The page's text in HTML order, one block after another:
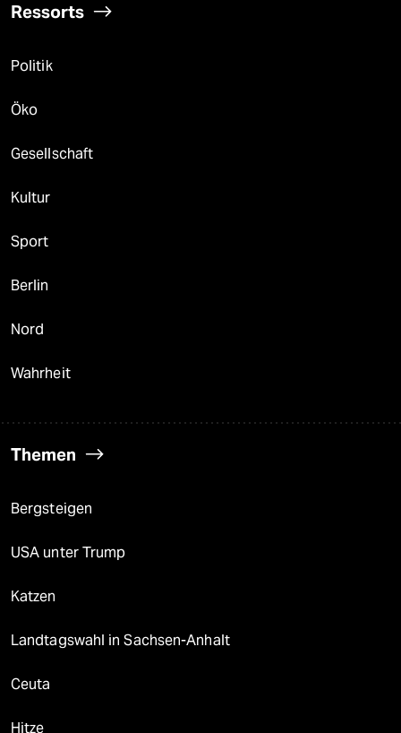
Ressorts
Politik
Öko
Gesellschaft
Kultur
Sport
Berlin
Nord
Wahrheit
Themen
Bergsteigen
USA unter Trump
Katzen
Landtagswahl in Sachsen-Anhalt
Ceuta
Hitze